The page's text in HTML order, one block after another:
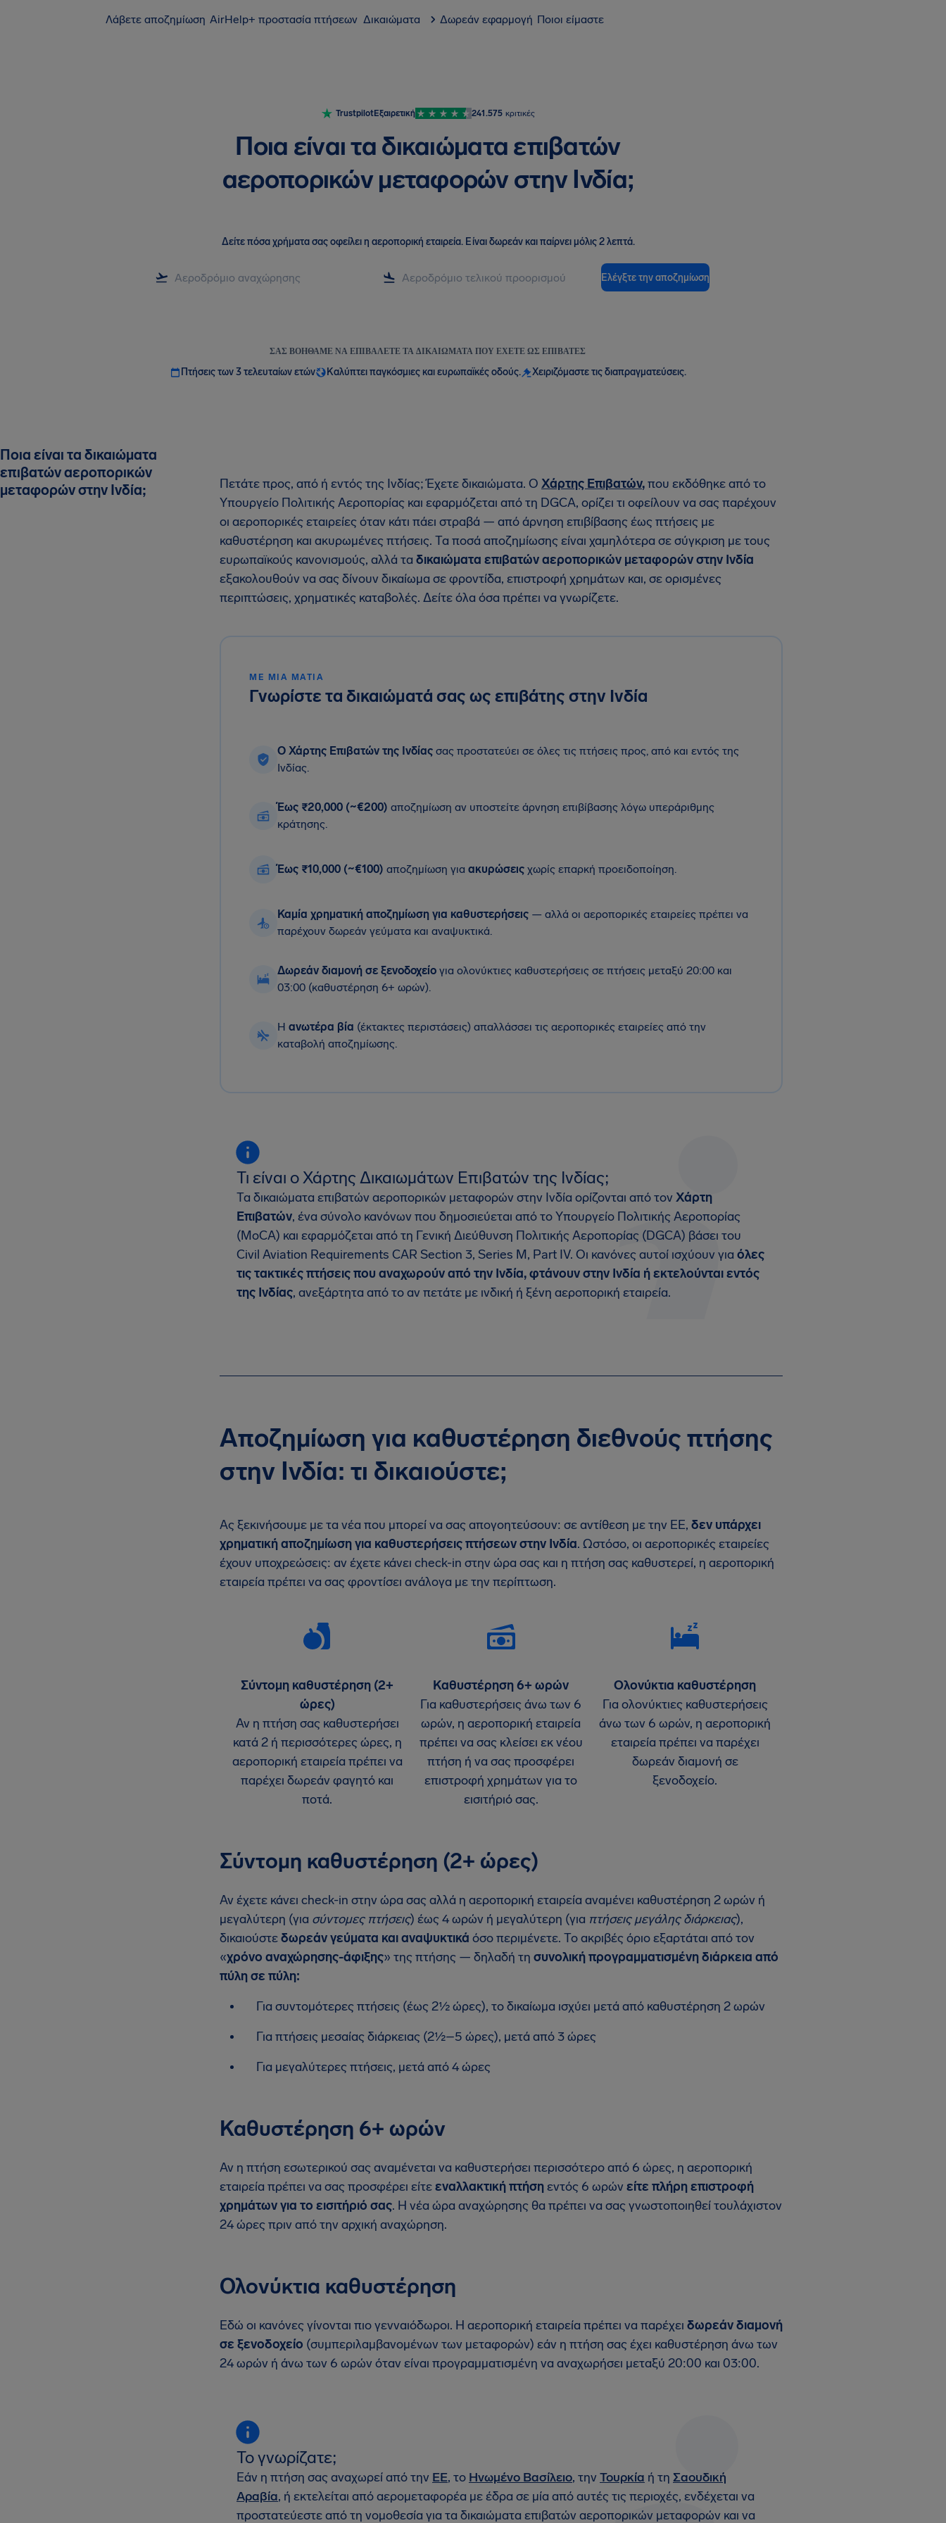
Λάβετε αποζημίωση AirHelp+ προστασία πτήσεων Δικαιώματα Δωρεάν εφαρμογή Ποιοι είμαστε
TrustpilotΕξαιρετική 241.575 κριτικές
Ποια είναι τα δικαιώματα επιβατών
αεροπορικών μεταφορών στην Ινδία;
Δείτε πόσα χρήματα σας οφείλει η αεροπορική εταιρεία. Είναι δωρεάν και παίρνει μόλις 2 λεπτά.
Ελέγξτε την αποζημίωση
ΣΑΣ ΒΟΗΘΆΜΕ ΝΑ ΕΠΙΒΆΛΕΤΕ ΤΑ ΔΙΚΑΙΏΜΑΤΑ ΠΟΥ ΈΧΕΤΕ ΩΣ ΕΠΙΒΆΤΕΣ
Πτήσεις των 3 τελευταίων ετών Καλύπτει παγκόσμιες και ευρωπαϊκές οδούς. Χειριζόμαστε τις διαπραγματεύσεις.
Ποια είναι τα δικαιώματα
επιβατών αεροπορικών
μεταφορών στην Ινδία;
Πετάτε προς, από ή εντός της Ινδίας; Έχετε δικαιώματα. Ο Χάρτης Επιβατών,που εκδόθηκε από το
Υπουργείο Πολιτικής Αεροπορίας και εφαρμόζεται από τη DGCA, ορίζει τι οφείλουν να σας παρέχουν
οι αεροπορικές εταιρείες όταν κάτι πάει στραβά — από άρνηση επιβίβασης έως πτήσεις με
καθυστέρηση και ακυρωμένες πτήσεις. Τα ποσά αποζημίωσης είναι χαμηλότερα σε σύγκριση με τους
ευρωπαϊκούς κανονισμούς, αλλά τα δικαιώματα επιβατών αεροπορικών μεταφορών στην Ινδία
εξακολουθούν να σας δίνουν δικαίωμα σε φροντίδα, επιστροφή χρημάτων και, σε ορισμένες
περιπτώσεις, χρηματικές καταβολές. Δείτε όλα όσα πρέπει να γνωρίζετε.
ΜΕ ΜΙΑ ΜΑΤΙΆ
Γνωρίστε τα δικαιώματά σας ως επιβάτης στην Ινδία
Ο Χάρτης Επιβατών της Ινδίας σας προστατεύει σε όλες τις πτήσεις προς, από και εντός της
Ινδίας.
Έως ₹20,000 (~€200) αποζημίωση αν υποστείτε άρνηση επιβίβασης λόγω υπεράριθμης
κράτησης.
Έως ₹10,000 (~€100) αποζημίωση για ακυρώσεις χωρίς επαρκή προειδοποίηση.
Καμία χρηματική αποζημίωση για καθυστερήσεις — αλλά οι αεροπορικές εταιρείες πρέπει να
παρέχουν δωρεάν γεύματα και αναψυκτικά.
Δωρεάν διαμονή σε ξενοδοχείο για ολονύκτιες καθυστερήσεις σε πτήσεις μεταξύ 20:00 και
03:00 (καθυστέρηση 6+ ωρών).
Η ανωτέρα βία (έκτακτες περιστάσεις) απαλλάσσει τις αεροπορικές εταιρείες από την
καταβολή αποζημίωσης.
Τι είναι ο Χάρτης Δικαιωμάτων Επιβατών της Ινδίας;
Τα δικαιώματα επιβατών αεροπορικών μεταφορών στην Ινδία ορίζονται από τονΧάρτη
Επιβατών, ένα σύνολο κανόνων που δημοσιεύεται από το Υπουργείο Πολιτικής Αεροπορίας
(MoCA) και εφαρμόζεται από τη Γενική Διεύθυνση Πολιτικής Αεροπορίας (DGCA) βάσει του
Civil Aviation Requirements CAR Section 3, Series M, Part IV. Οι κανόνες αυτοί ισχύουν για όλες
τις τακτικές πτήσεις που αναχωρούν από την Ινδία, φτάνουν στην Ινδία ή εκτελούνται εντός
της Ινδίας, ανεξάρτητα από το αν πετάτε με ινδική ή ξένη αεροπορική εταιρεία.
Αποζημίωση για καθυστέρηση διεθνούς πτήσης
στην Ινδία: τι δικαιούστε;
Ας ξεκινήσουμε με τα νέα που μπορεί να σας απογοητεύσουν: σε αντίθεση με την ΕΕ, δεν υπάρχει
χρηματική αποζημίωσηγια καθυστερήσεις πτήσεων στην Ινδία. Ωστόσο, οι αεροπορικές εταιρείες
έχουν υποχρεώσεις: αν έχετε κάνει check-in στην ώρα σας και η πτήση σας καθυστερεί, η αεροπορική
εταιρεία πρέπει να σας φροντίσει ανάλογα με την περίπτωση.
Σύντομη καθυστέρηση (2+
ώρες)
Αν η πτήση σας καθυστερήσει
κατά 2 ή περισσότερες ώρες, η
αεροπορική εταιρεία πρέπει να
παρέχει δωρεάν φαγητό και
ποτά.
Καθυστέρηση 6+ ωρών
Για καθυστερήσεις άνω των 6
ωρών, η αεροπορική εταιρεία
πρέπει να σας κλείσει εκ νέου
πτήση ή να σας προσφέρει
επιστροφή χρημάτων για το
εισιτήριό σας.
Ολονύκτια καθυστέρηση
Για ολονύκτιες καθυστερήσεις
άνω των 6 ωρών, η αεροπορική
εταιρεία πρέπει να παρέχει
δωρεάν διαμονή σε
ξενοδοχείο.
Σύντομη καθυστέρηση (2+ ώρες)
Αν έχετε κάνει check-in στην ώρα σας αλλά η αεροπορική εταιρεία αναμένει καθυστέρηση 2 ωρών ή
μεγαλύτερη (για σύντομες πτήσεις) έως 4 ωρών ή μεγαλύτερη (για πτήσεις μεγάλης διάρκειας),
δικαιούστεδωρεάν γεύματα και αναψυκτικά όσο περιμένετε. Το ακριβές όριο εξαρτάται από τον
«χρόνο αναχώρησης-άφιξης» της πτήσης — δηλαδή τη συνολική προγραμματισμένη διάρκεια από
πύλη σε πύλη:
Για συντομότερες πτήσεις (έως 2½ ώρες), το δικαίωμα ισχύει μετά από καθυστέρηση 2 ωρών
Για πτήσεις μεσαίας διάρκειας (2½–5 ώρες), μετά από 3 ώρες
Για μεγαλύτερες πτήσεις, μετά από 4 ώρες
Καθυστέρηση 6+ ωρών
Αν η πτήση εσωτερικού σας αναμένεται να καθυστερήσει περισσότερο από 6 ώρες, η αεροπορική
εταιρεία πρέπει να σας προσφέρει είτεεναλλακτική πτήσηεντός 6 ωρώνείτε πλήρη επιστροφή
χρημάτων για το εισιτήριό σας. Η νέα ώρα αναχώρησης θα πρέπει να σας γνωστοποιηθεί τουλάχιστον
24 ώρες πριν από την αρχική αναχώρηση.
Ολονύκτια καθυστέρηση
Εδώ οι κανόνες γίνονται πιο γενναιόδωροι. Η αεροπορική εταιρεία πρέπει να παρέχει δωρεάν διαμονή
σε ξενοδοχείο (συμπεριλαμβανομένων των μεταφορών) εάν η πτήση σας έχει καθυστέρηση άνω των
24 ωρών ή άνω των 6 ωρών όταν είναι προγραμματισμένη να αναχωρήσει μεταξύ 20:00 και 03:00.
Το γνωρίζατε;
Εάν η πτήση σας αναχωρεί από την ΕΕ, το Ηνωμένο Βασίλειο, τηνΤουρκία ή τη Σαουδική
Αραβία, ή εκτελείται από αερομεταφορέα με έδρα σε μία από αυτές τις περιοχές, ενδέχεται να
προστατεύεστε από τη νομοθεσία για τα δικαιώματα επιβατών αεροπορικών μεταφορών και να